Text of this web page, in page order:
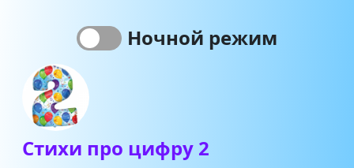
Ночной режим
Стихи про цифру 2